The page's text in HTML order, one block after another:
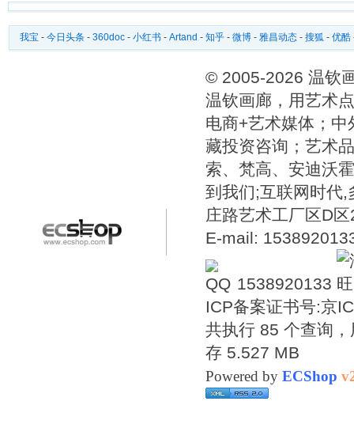
我宝 - 今日头条 - 360doc - 小红书 - Artand - 知乎 - 微博 - 雅昌动态 - 搜狐 - 优酷
© 2005-2026 温钦
温钦画廊，用艺术
电商+艺术媒体；
藏投资咨询；艺术
索、梵高、安迪沃
到我们;互联网时代,
庄路艺术工厂区D
E-mail:
1538920133
ICP备案证书号:京
共执行 85 个查询
存 5.527 MB
Powered by ECShop